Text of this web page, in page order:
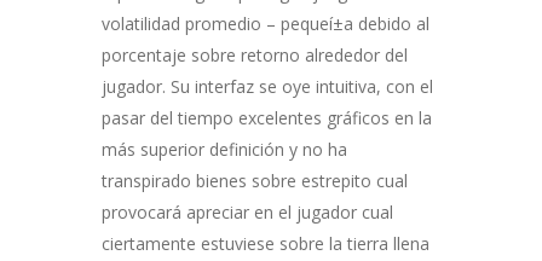
volatilidad promedio – pequeí±a debido al
porcentaje sobre retorno alrededor del
jugador. Su interfaz se oye intuitiva, con el
pasar del tiempo excelentes gráficos en la
más superior definición y no ha
transpirado bienes sobre estrepito cual
provocará apreciar en el jugador cual
ciertamente estuviese sobre la tierra llena